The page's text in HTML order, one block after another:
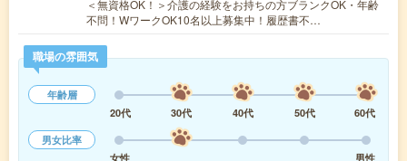
＜無資格OK！＞介護の経験をお持ちの方ブランクOK・年齢
不問！WワークOK10名以上募集中！履歴書不…
職場の雰囲気
年齢層
20代
30代 40代 50代
60代
男女比率
女性
男性